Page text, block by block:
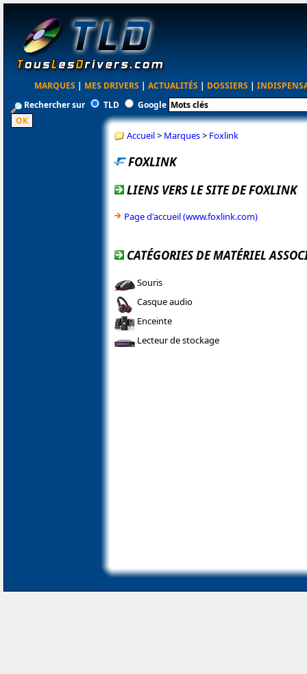
MARQUES | MES DRIVERS | ACTUALITÉS | DOSSIERS |
Rechercher sur
TLD Google
Accueil> Marques> Foxlink
FOXLINK
LIENS VERS LE SITE DE FOXLINK
Page d'accueil (www.foxlink.com)
CATÉGORIES DE MATÉRIEL
Souris
Casque audio
Enceinte
Lecteur de stockage